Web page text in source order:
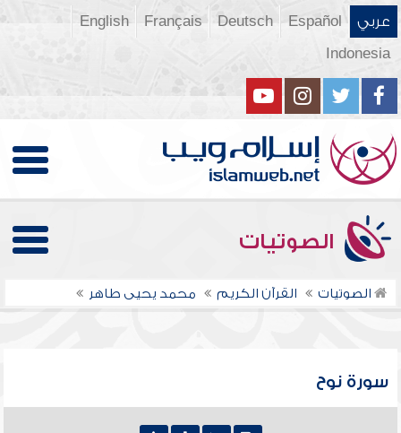
عربي Español
Deutsch
Français
English
Indonesia
الصوتيات
الصوتيات القرآن الكريم محمد يحيى طاهر
سورة نوح